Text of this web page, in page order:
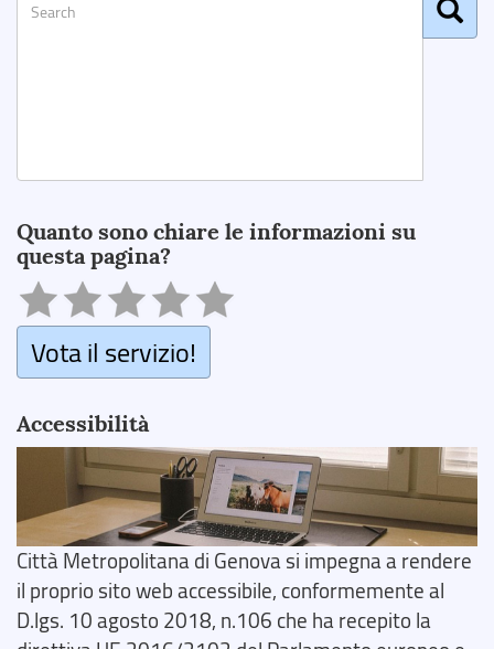
Quanto sono chiare le informazioni su
questa pagina?
Vota il servizio!
Accessibilità
Città Metropolitana di Genova si impegna a rendere
il proprio sito web accessibile, conformemente al
D.lgs. 10 agosto 2018, n.106 che ha recepito la